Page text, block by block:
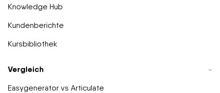
Knowledge Hub
Kundenberichte
Kursbibliothek
Vergleich
Easygenerator vs Articulate